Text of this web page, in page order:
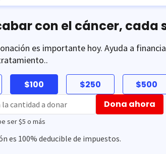
con el cáncer, cada
es importante hoy. Ayuda a
$100 $250 $500
ser $5 o más
Dona ahora
es 100% deducible de impuestos.